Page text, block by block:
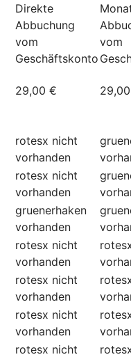
Direkte
Abbuchung
vom
Geschäftskonto
vom
29,00 €
rotesx nicht
vorhanden
rotesx nicht
vorhanden
gruenerhaken
vorhanden
rotesx nicht
vorhanden
rotesx nicht
vorhanden
rotesx nicht
vorhanden
rotesx nicht